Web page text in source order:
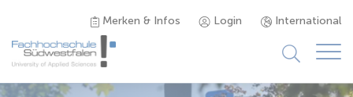
Merken & Infos Login International